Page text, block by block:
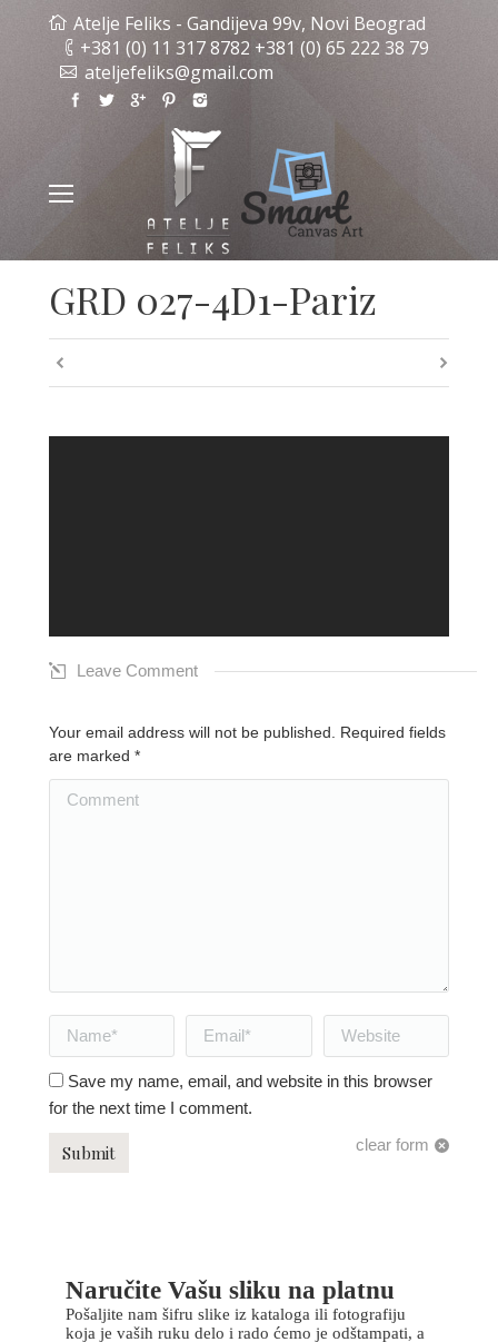
Atelje Feliks - Gandijeva 99v, Novi Beograd
+381 (0) 11 317 8782 +381 (0) 65 222 38 79
ateljefeliks@gmail.com
GRD 027-4D1-Pariz
Leave Comment
Your email address will not be published. Required fields
are marked *
Comment
Name * Email * Website
Save my name, email, and website in this browser
for the next time I comment.
clear form
Submit